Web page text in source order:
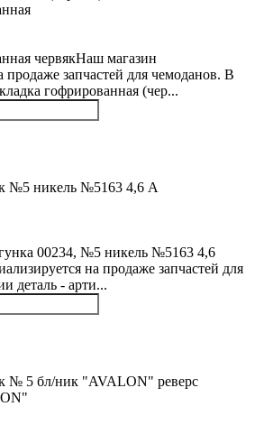
червякНаш магазин
продаже запчастей для чемоданов. В
гофрированная (чер...
00234, №5 никель №5163 4,6
на продаже запчастей для
деталь - арти...